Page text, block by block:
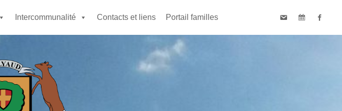
Intercommunalité Contacts et liens Portail familles